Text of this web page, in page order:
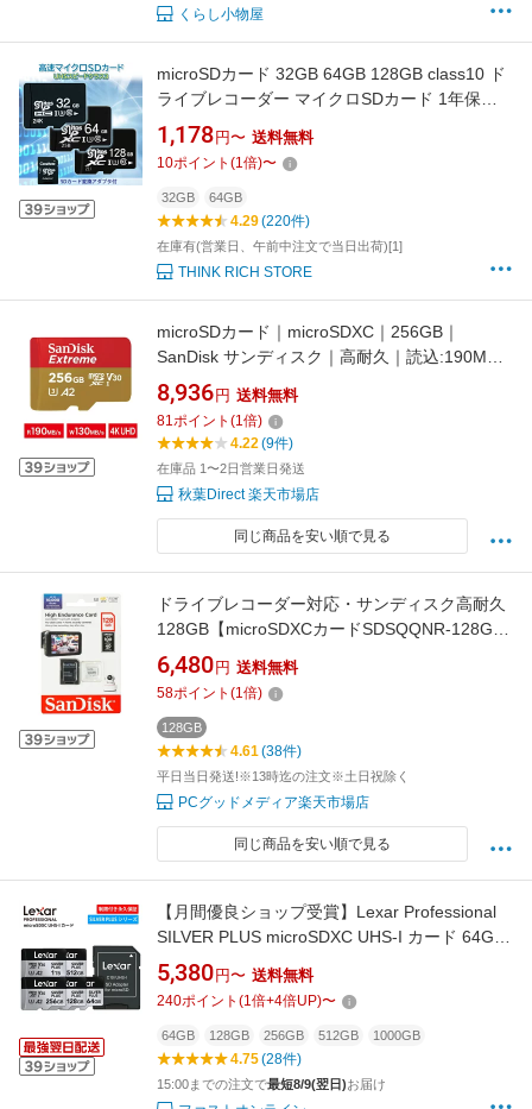
くらし小物屋
microSDカード 32GB 64GB 128GB class10 ド
ライブレコーダー マイクロSDカード 1年保証
付 変換アダプタ付 ドラレコ スイッチ 防犯カメ
ラ U3 書き込み速度3倍 クーポン配布中 (管理S)
送料無料 【SK01966-Q】
1,178 円〜 送料無料
10ポイント (1倍)〜
32GB 64GB
4.29(220件)
在庫有(営業日、午前中注文で当日出荷)[1]
THINK RICH STORE
microSDカード｜microSDXC｜256GB｜
SanDisk サンディスク｜高耐久｜読込:190MB/s
書込:130MB/s｜防水｜耐温度｜耐湿度｜耐落下
｜耐衝撃｜耐磁｜耐X線｜耐摩耗｜4K UHD｜ド
ローン｜A2｜U3｜SDSQXAV-256G-
GN6MN【ネコポス便配送制限6点まで】
8,936 円 送料無料
81ポイント (1倍)
4.22(9件)
在庫品 1〜2日営業日発送
秋葉Direct 楽天市場店
同じ商品を安い順で見る
ドライブレコーダー対応・サンディスク高耐久
128GB【microSDXCカードSDSQQNR-128G-
GN6IA】最大R=100MB/s・C10 U3 V30
6,480 円 送料無料
58ポイント (1倍)
128GB
4.61(38件)
平日当日発送!※13時迄の注文※土日祝除く
PCグッドメディア楽天市場店
同じ商品を安い順で見る
【月間優良ショップ受賞】Lexar Professional
SILVER PLUS microSDXC UHS-I カード 64GB
128GB 256GB 512GB 1TB マイクロSDカード
V30 A2 4K 録画 撮影 DJI GoPro Nintendo
Switch SDカード 推奨 アクションカメラ
microSDカード 高耐久 ドローン ビデオカメラ
VLOGカメラ
5,380 円〜 送料無料
240ポイント (1倍+4倍UP)〜
64GB 128GB 256GB 512GB 1000GB
4.75(28件)
15:00までの注文で最短8/9(翌日)お届け